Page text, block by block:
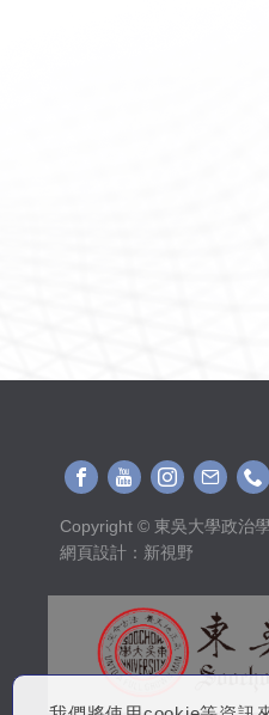
Copyright © 東吳大學政治
網頁設計 ：新視野